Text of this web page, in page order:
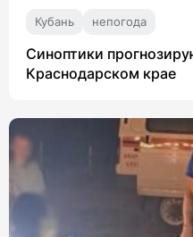
Кубань непогода
Синоптики
Краснодарском крае